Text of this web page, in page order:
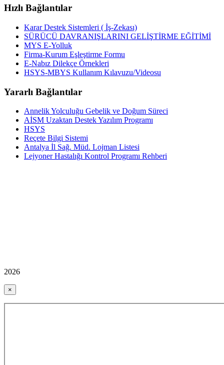
Hızlı Bağlantılar
Karar Destek Sistemleri ( İş-Zekası)
SÜRÜCÜ DAVRANIŞLARINI GELİŞTİRME EĞİTİMİ
MYS E-Yolluk
Firma-Kurum Eşleştirme Formu
E-Nabız Dilekçe Örnekleri
HSYS-MBYS Kullanım Kılavuzu/Videosu
Yararlı Bağlantılar
Annelik Yolculuğu Gebelik ve Doğum Süreci
AİSM Uzaktan Destek Yazılım Programı
HSYS
Reçete Bilgi Sistemi
Antalya İl Sağ. Müd. Lojman Listesi
Lejyoner Hastalığı Kontrol Programı Rehberi
2026
×